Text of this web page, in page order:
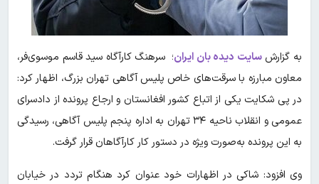
به گزارشسایت دیده بان ایران؛ سرهنگ کارآگاه سید قاسم موسوی‌فر،
معاون مبارزه با سرقت‌های خاص پلیس آگاهی تهران بزرگ، اظهار کرد:
در پی شکایت یکی از اتباع کشور افغانستان و ارجاع پرونده از دادسرای
عمومی و انقلاب ناحیه ۳۴ تهران به اداره پنجم پلیس آگاهی، رسیدگی
به این پرونده به‌صورت ویژه در دستور کار کارآگاهان قرار گرفت.
وی افزود: شاکی در اظهارات خود عنوان کرد هنگام تردد در خیابان